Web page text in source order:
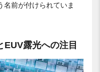
名前が付けられていま
露光への注目